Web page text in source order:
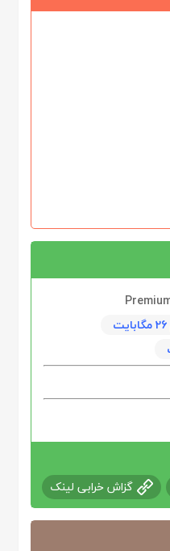
گزاش خرابی لینک